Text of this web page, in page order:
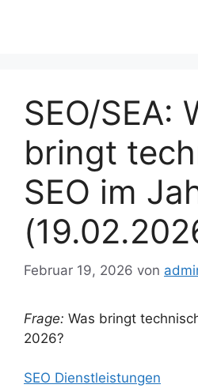
SEO/SEA:
bringt
SEO im
Februar 19, 2026 von
Frage: Was bringt
2026?
SEO Dienstleistungen